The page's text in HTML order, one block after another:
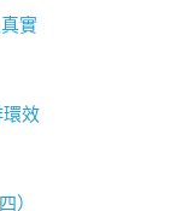
實
環效
）